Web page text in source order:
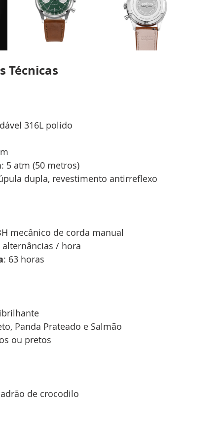
Técnicas
316L polido
: 5 atm (50 metros)
dupla, revestimento antirreflexo
mecânico de corda manual
alternâncias / hora
: 63 horas
Panda Prateado e Salmão
ou pretos
de crocodilo